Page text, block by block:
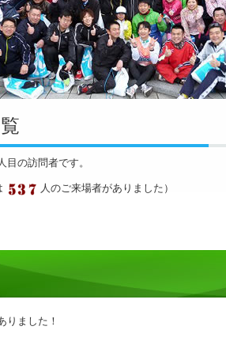
目の訪問者です。
人のご来場者がありました）
りました！